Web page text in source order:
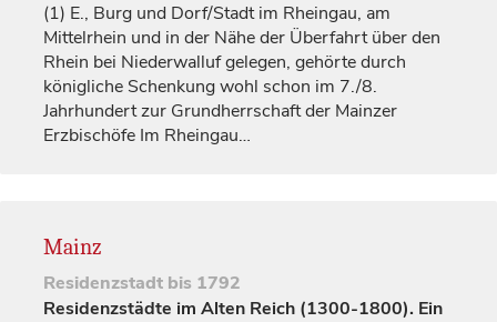
(1) E., Burg und Dorf/Stadt im Rheingau, am
Mittelrhein und in der Nähe der Überfahrt über den
Rhein bei Niederwalluf gelegen, gehörte durch
königliche Schenkung wohl schon im 7./8.
Jahrhundertzur Grundherrschaft der Mainzer
Erzbischöfe Im Rheingau…
Mainz
Residenzstadt bis 1792
Residenzstädte im Alten Reich (1300-1800). Ein